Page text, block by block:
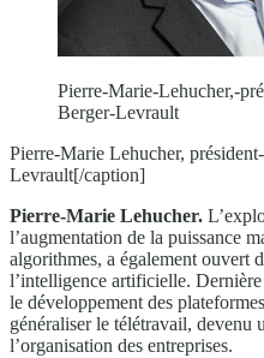
Pierre-Marie-Lehucher,-
Berger-Levrault
Pierre-Marie Lehucher,
Levrault[/caption]
Pierre-Marie Lehucher.
l’augmentation de la puissance
algorithmes, a également ouvert
l’intelligence artificielle.
le développement des
généraliser le télétravail, devenu
l’organisation des entreprises.